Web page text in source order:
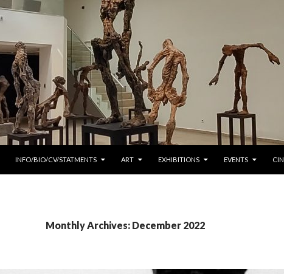
INFO/BIO/CV/STATMENTS ART EXHIBITIONS EVENTS
Monthly Archives: December 2022